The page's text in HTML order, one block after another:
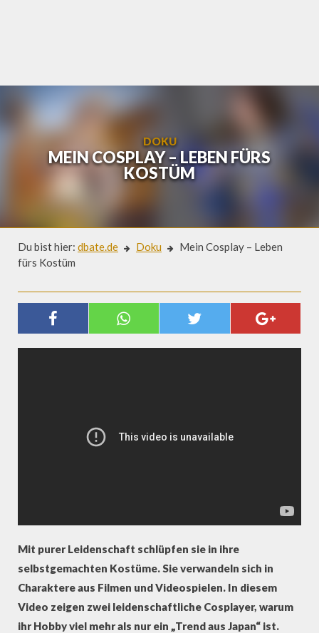
DOKU
MEIN COSPLAY – LEBEN FÜRS
KOSTÜM
Du bist hier: dbate.de Doku
Mein Cosplay – Leben
fürs Kostüm
MEIN COSPLAY – LEBEN FÜRS
KOSTÜM
Mit purer Leidenschaft schlüpfen sie in ihre
selbstgemachten Kostüme. Sie verwandeln sich in
Charaktere aus Filmen und Videospielen. In diesem
Video zeigen zwei leidenschaftliche Cosplayer, warum
ihr Hobby viel mehr als nur ein „Trend aus Japan“ ist.